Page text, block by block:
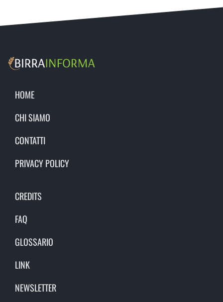
HOME
CHI SIAMO
CONTATTI
PRIVACY POLICY
CREDITS
FAQ
GLOSSARIO
LINK
NEWSLETTER